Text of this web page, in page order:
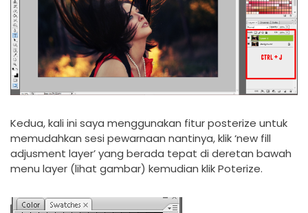
Kedua, kali ini saya menggunakan fitur posterize untuk
memudahkan sesi pewarnaan nantinya, klik ‘new fill
adjusment layer’ yang berada tepat di deretan bawah
menu layer (lihat gambar) kemudian klik Poterize.